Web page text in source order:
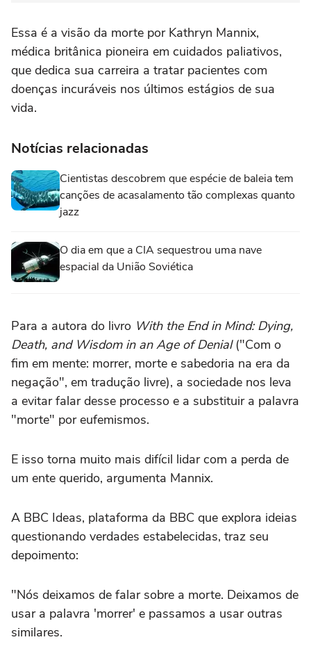
Essa é a visão da morte por Kathryn Mannix,
médica britânica pioneira em cuidados paliativos,
que dedica sua carreira a tratar pacientes com
doenças incuráveis nos últimos estágios de sua
vida.
Notícias relacionadas
Cientistas descobrem que espécie de baleia tem
canções de acasalamento tão complexas quanto
jazz
O dia em que a CIA sequestrou uma nave
espacial da União Soviética
Para a autora do livro With the End in Mind: Dying,
Death, and Wisdom in an Age of Denial("Com o
fim em mente: morrer, morte e sabedoria na era da
negação", em tradução livre), a sociedade nos leva
a evitar falar desse processo e a substituir a palavra
"morte" por eufemismos.
E isso torna muito mais difícil lidar com a perda de
um ente querido, argumenta Mannix.
A BBC Ideas, plataforma da BBC que explora ideias
questionando verdades estabelecidas, traz seu
depoimento:
"Nós deixamos de falar sobre a morte. Deixamos de
usar a palavra 'morrer' e passamos a usar outras
similares.